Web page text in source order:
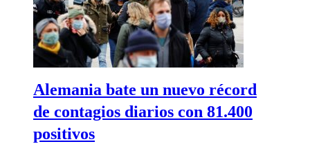
Alemania bate un nuevo récord
de contagios diarios con 81.400
positivos